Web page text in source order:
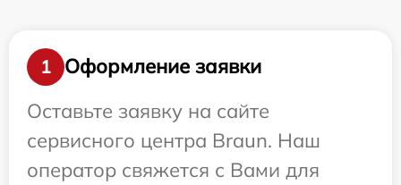
1
Оформление заявки
Оставьте заявку на сайте
сервисного центра Braun. Наш
оператор свяжется с Вами для